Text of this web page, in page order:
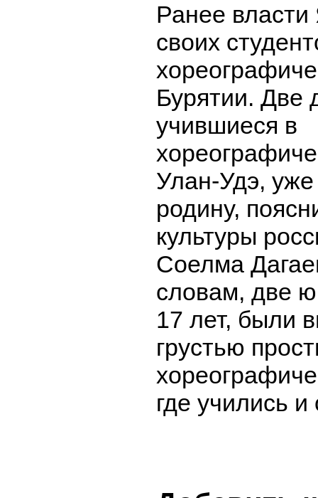
Ранее
своих
Бурятии. Две
учившиеся в
Улан-Удэ,
родину,
культуры
Соелма
словам, две
17 лет, были
грустью
где учились